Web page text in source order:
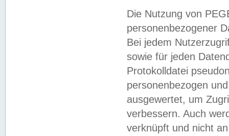
Die Nutzung von
personenbezogener
Bei jedem
sowie für jeden
Protokolldatei
personenbezogen
ausgewertet, um
verbessern. Auch
verknüpft und nicht